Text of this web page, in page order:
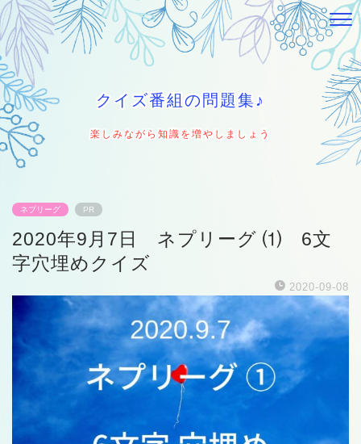
クイズ番組の問題集♪
楽しみながら知識を増やしましょう
ネプリーグ PR
2020年9月7日 ネプリーグ ⑴ 6文
字穴埋めクイズ
2020-09-08